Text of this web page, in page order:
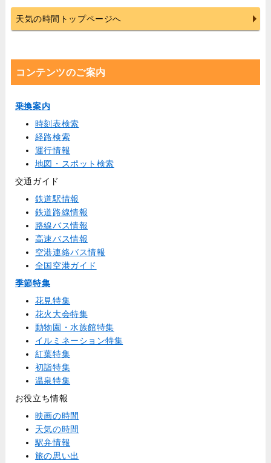
天気の時間トップページへ
コンテンツのご案内
乗換案内
時刻表検索
経路検索
運行情報
地図・スポット検索
交通ガイド
鉄道駅情報
鉄道路線情報
路線バス情報
高速バス情報
空港連絡バス情報
全国空港ガイド
季節特集
花見特集
花火大会特集
動物園・水族館特集
イルミネーション特集
紅葉特集
初詣特集
温泉特集
お役立ち情報
映画の時間
天気の時間
駅弁情報
旅の思い出